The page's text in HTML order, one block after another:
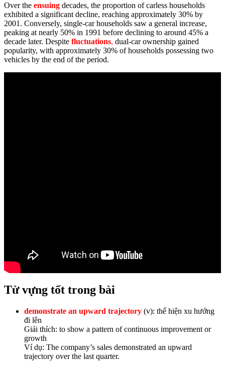
Over the ensuing decades, the proportion of carless households
exhibited a significant decline, reaching approximately 30% by
2001. Conversely, single-car households saw a general increase,
peaking at nearly 50% in 1991 before declining to around 45% a
decade later. Despite fluctuations, dual-car ownership gained
popularity, with approximately 30% of households possessing two
vehicles by the end of the period.
Từ vựng tốt trong bài
demonstrate an upward trajectory (v): thể hiện xu hướng
đi lên
Giải thích: to show a pattern of continuous improvement or
growth
Ví dụ: The company’s sales demonstrated an upward
trajectory over the last quarter.